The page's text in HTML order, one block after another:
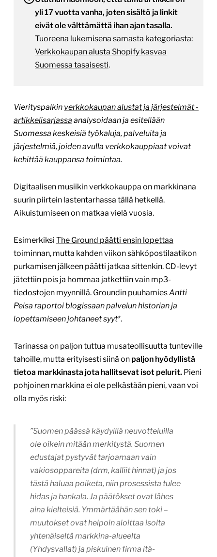
yli 17 vuotta vanha, joten sisältö ja linkit
eivät ole välttämättä ihan ajan tasalla.
Tuoreena lukemisena samasta kategoriasta:
Verkkokaupan alusta Shopify kasvaa
Suomessa tasaisesti.
Vierityspalkin verkkokaupan alustat ja järjestelmät -
artikkelisarjassa analysoidaan ja esitellään
Suomessa keskeisiä työkaluja, palveluita ja
järjestelmiä, joiden avulla verkkokauppiaat voivat
kehittää kauppansa toimintaa.
Digitaalisen musiikin verkkokauppa on markkinana
suurin piirtein lastentarhassa tällä hetkellä.
Aikuistumiseen on matkaa vielä vuosia.
Esimerkiksi The Ground päätti ensin lopettaa
toiminnan, mutta kahden viikon sähköpostilaatikon
purkamisen jälkeen päätti jatkaa sittenkin. CD-levyt
jätettiin pois ja hommaa jatkettiin vain mp3-
tiedostojen myynnillä. Groundin puuhamiesAntti
Peisa raportoi blogissaan palvelun historian ja
lopettamiseen johtaneet syyt*.
Tarinassa on paljon tuttua musateollisuutta tunteville
tahoille, mutta erityisesti siinä on paljon hyödyllistä
tietoa markkinasta jota hallitsevat isot pelurit. Pieni
pohjoinen markkina ei ole pelkästään pieni, vaan voi
olla myös riski:
”Suomen päässä käydyillä neuvotteluilla
ole oikein mitään merkitystä. Suomen
edustajat pystyvät tarjoamaan vain
vakiosoppareita (drm, kalliit hinnat) ja jos
tästä haluaa poiketa, niin prosessista tulee
hidas ja hankala. Ja päätökset ovat lähes
aina kielteisiä. Ymmärtäähän sen toki –
muutokset ovat helpoin aloittaa isolta
yhtenäiseltä markkina-alueelta
(Yhdysvallat) ja piskuinen firma itä-